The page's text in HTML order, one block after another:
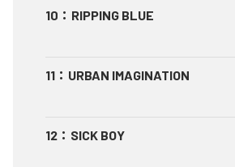
10 ： RIPPING BLUE
11 ： URBAN IMAGINATION
12 ： SICK BOY